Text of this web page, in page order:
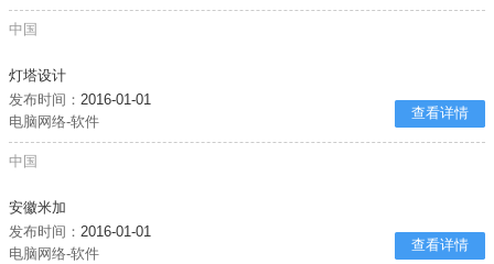
中国
灯塔设计
发布时间：2016-01-01
电脑网络-软件
查看详情
中国
安徽米加
发布时间：2016-01-01
电脑网络-软件
查看详情